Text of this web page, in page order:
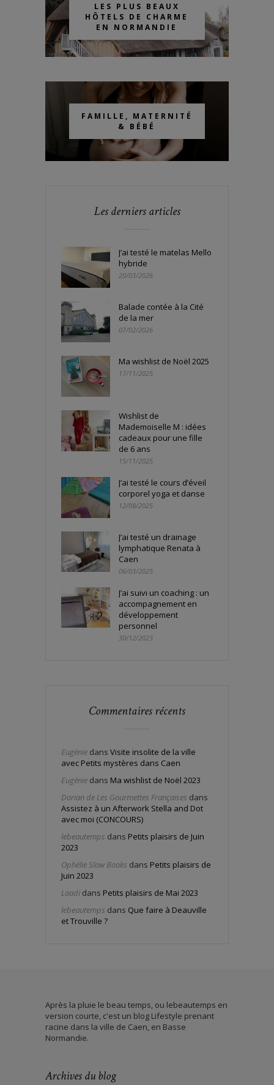
LES PLUS BEAUX
HÔTELS DE CHARME
EN NORMANDIE
FAMILLE, MATERNITÉ
& BÉBÉ
Les derniers articles
J’ai testé le matelas Mello
hybride
20/03/2026
Balade contée à la Cité
de la mer
07/02/2026
Ma wishlist de Noël 2025
17/11/2025
Wishlist de
Mademoiselle M : idées
cadeaux pour une fille
de 6 ans
15/11/2025
J’ai testé le cours d’éveil
corporel yoga et danse
12/08/2025
J’ai testé un drainage
lymphatique Renata à
Caen
06/03/2025
J’ai suivi un coaching : un
accompagnement en
développement
personnel
30/12/2023
Commentaires récents
Eugénie dans Visite insolite de la ville
avec Petits mystères dans Caen
Eugénie dans Ma wishlist de Noël 2023
Dorian de Les Gourmettes Françaises dans
Assistez à un Afterwork Stella and Dot
avec moi (CONCOURS)
lebeautemps dans Petits plaisirs de Juin
2023
Ophélie Slow Books dans Petits plaisirs de
Juin 2023
Laadi dans Petits plaisirs de Mai 2023
lebeautemps dans Que faire à Deauville
et Trouville ?
Après la pluie le beau temps, ou lebeautemps en
version courte, c'est un blog Lifestyle prenant
racine dans la ville de Caen, en Basse
Normandie.
Archives du blog